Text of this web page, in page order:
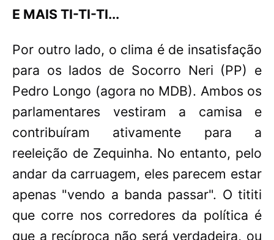
E MAIS TI-TI-TI...
Por outro lado, o clima é de insatisfação
para os lados de Socorro Neri (PP) e
Pedro Longo (agora no MDB). Ambos os
parlamentares vestiram a camisa e
contribuíram ativamente para a
reeleição de Zequinha. No entanto, pelo
andar da carruagem, eles parecem estar
apenas "vendo a banda passar". O tititi
que corre nos corredores da política é
que a recíproca não será verdadeira, ou